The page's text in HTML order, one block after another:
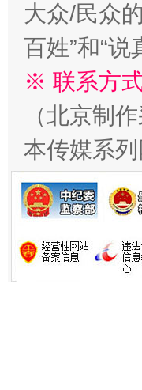
漫山遍野的桃花与雪
招工难、
大众/民众
百姓”和“
※ 联系方式
（北京制
本传媒系